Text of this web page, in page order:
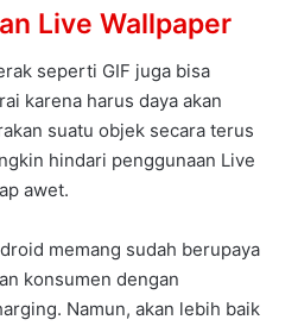
Live Wallpaper
seperti GIF juga bisa
karena harus daya akan
suatu objek secara terus
hindari penggunaan Live
awet.
memang sudah berupaya
konsumen dengan
Namun, akan lebih baik